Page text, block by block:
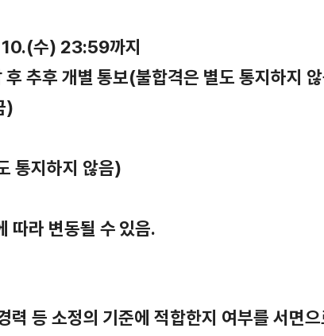
수) 23:59까지
추후 개별 통보(불합격은 별도 통지하지
)
통지하지 않음)
따라 변동될 수 있음.
력 등 소정의 기준에 적합한지 여부를 서면